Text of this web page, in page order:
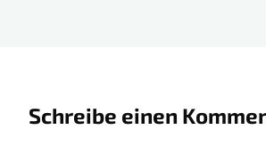
Schreibe einen